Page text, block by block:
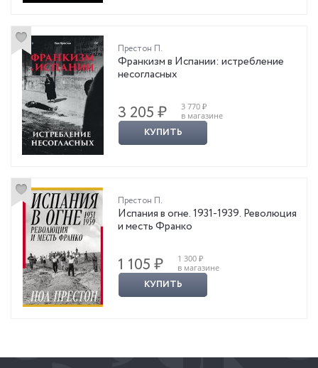
Престон П.
Франкизм в Испании: истребление
несогласных
3 205 ₽
3 770 ₽
в магазине
КУПИТЬ
Престон П.
Испания в огне. 1931-1939. Революция
и месть Франко
1 105 ₽
1 300 ₽
в магазине
КУПИТЬ